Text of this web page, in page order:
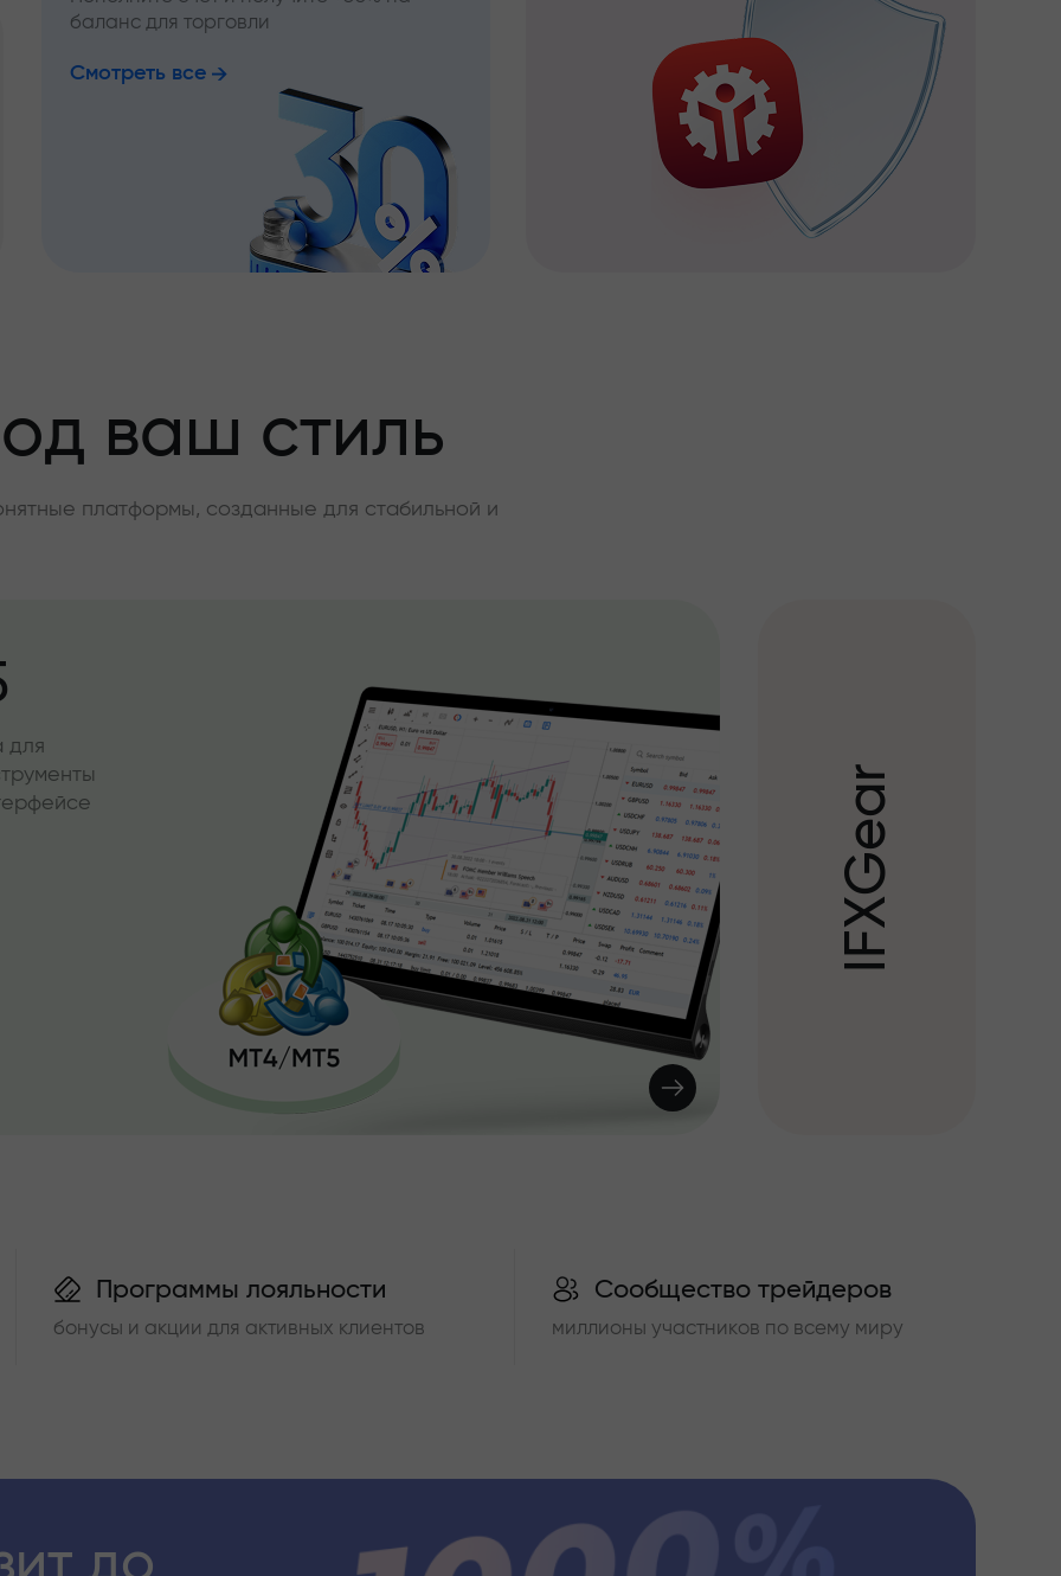
баланс для торговли
Смотреть все
ваш стиль
платформы, созданные для стабильной и
для
I
F
X
G
e
a
r
Программы лояльности
бонусы и акции для активных клиентов
Сообщество трейдеров
миллионы участников по всему миру
до